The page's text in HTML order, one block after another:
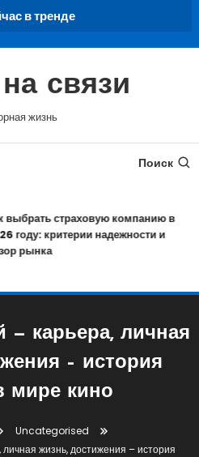
в тренде
связи
жизнь
Поиск
выбрать страховую компанию в
году: критерии надежности и
рынка
карьера, личная
– история
мире кино
Uncategorised
жизнь, достижения – история